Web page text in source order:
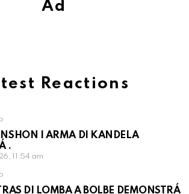
Ad
Reactions
I ARMA DI KANDELA
.
11:54 am
DI LOMBA A BOLBE DEMONSTRÁ